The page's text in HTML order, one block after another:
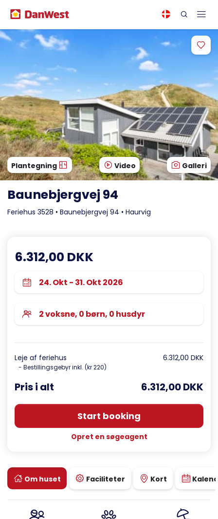
Plantegning Video Galleri
Baunebjergvej 94
Feriehus 3528 • Baunebjergvej 94 • Haurvig
Om huset Faciliteter Kort
6.312,00 DKK
Leje af feriehus
- Bestillingsgebyr inkl. (kr 220)
6.312,00 DKK
Pris i alt 6.312,00 DKK
Start booking
Opret en søgeagent